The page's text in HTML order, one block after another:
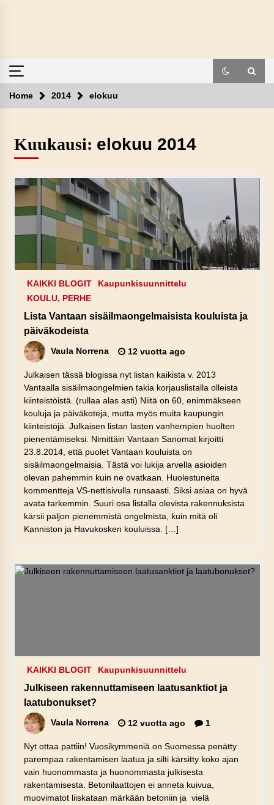
Home 2014 elokuu
Kuukausi: elokuu 2014
KAIKKI BLOGIT
Kaupunkisuunnittelu
KOULU, PERHE
Lista Vantaan sisäilmaongelmaisista kouluista ja
päiväkodeista
Vaula Norrena 12 vuotta ago
Julkaisen tässä blogissa nyt listan kaikista v. 2013
Vantaalla sisäilmaongelmien takia korjauslistalla olleista
kiinteistöistä. (rullaa alas asti) Niitä on 60, enimmäkseen
kouluja ja päiväkoteja, mutta myös muita kaupungin
kiinteistöjä. Julkaisen listan lasten vanhempien huolten
pienentämiseksi. Nimittäin Vantaan Sanomat kirjoitti
23.8.2014, että puolet Vantaan kouluista on
sisäilmaongelmaisia. Tästä voi lukija arvella asioiden
olevan pahemmin kuin ne ovatkaan. Huolestuneita
kommentteja VS-nettisivulla runsaasti. Siksi asiaa on hyvä
avata tarkemmin. Suuri osa listalla olevista rakennuksista
kärsii paljon pienemmistä ongelmista, kuin mitä oli
Kanniston ja Havukosken kouluissa. […]
KAIKKI BLOGIT Kaupunkisuunnittelu
Julkiseen rakennuttamiseen laatusanktiot ja
laatubonukset?
Vaula Norrena 12 vuotta ago 1
Nyt ottaa pattiin! Vuosikymmeniä on Suomessa penätty
parempaa rakentamisen laatua ja silti kärsitty koko ajan
vain huonommasta ja huonommasta julkisesta
rakentamisesta. Betonilaattojen ei anneta kuivua,
muovimatot liiskataan märkään betoniin ja vielä